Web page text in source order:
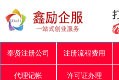
奉贤注册公司 注册流程费用
代理记帐 许可证办理